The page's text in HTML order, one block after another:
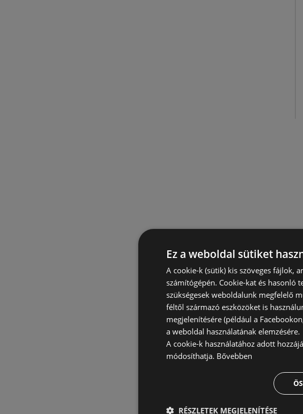
Ez a weboldal sütiket
A cookie-k (sütik) kis szöveges fájlok,
számítógépén. Cookie-kat és hasonló
szükségesek weboldalunk megfelelő
féltől származó eszközöket is
megjelenítésére (például a
a weboldal használatának elemzésére.
A cookie-k használatához adott
módosíthatja. Bővebben
RÉSZLETEK MEGJELENÍTÉSE